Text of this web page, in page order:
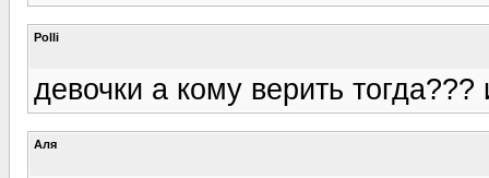
Polli
девочки а кому верить
Аля